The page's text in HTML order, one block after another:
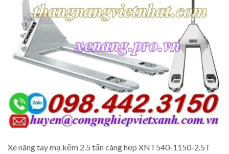
Xe nâng tay mạ kẽm 2.5 tấn càng hẹp XNT540-1150-2.5T